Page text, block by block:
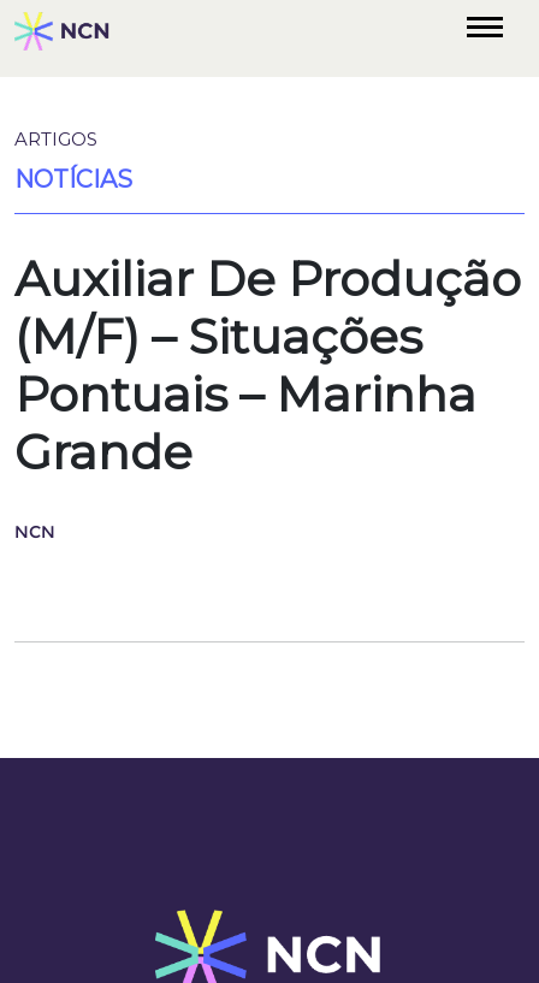
ARTIGOS
NOTÍCIAS
Auxiliar De Produção
(M/F) – Situações
Pontuais – Marinha
Grande
NCN